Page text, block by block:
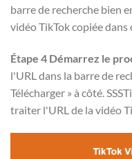
barre de recherche bien
vidéo TikTok copiée dans
Étape 4 Démarrez le
l'URL dans la barre de
Télécharger » à côté.
traiter l'URL de la vidéo